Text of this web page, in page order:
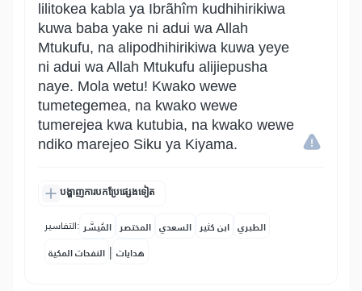
lilitokea kabla ya Ibrãhîm kudhihirikiwa
kuwa baba yake ni adui wa Allah
Mtukufu, na alipodhihirikiwa kuwa yeye
ni adui wa Allah Mtukufu alijiepusha
naye. Mola wetu! Kwako wewe
tumetegemea, na kwako wewe
tumerejea kwa kutubia, na kwako wewe
ndiko marejeo Siku ya Kiyama.
បង្ហាញការបកប្រែផ្សេងទៀត
التفاسير: المُيسَّر المختصر السعدي ابن كثير الطبري
النفحات المكية | هدايات